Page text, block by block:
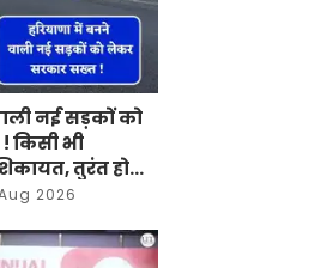
नई सड़कों को
किसी भी
तुरंत होगी
2026